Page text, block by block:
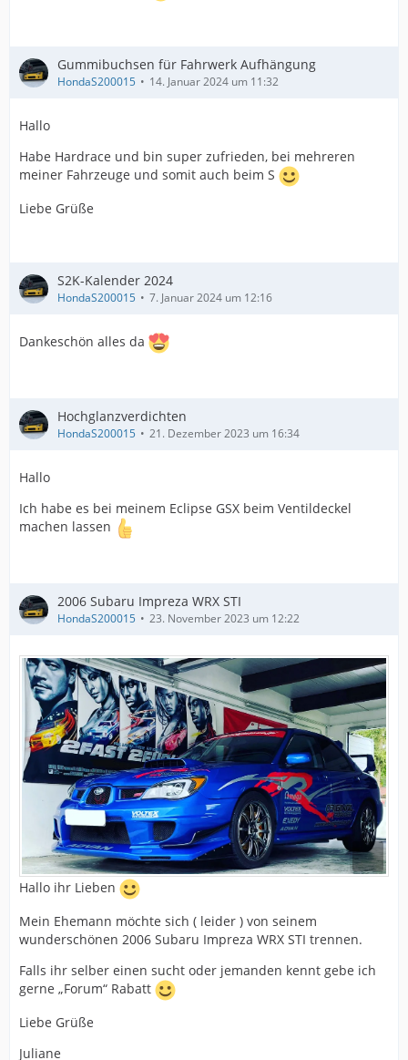
Gummibuchsen für Fahrwerk Aufhängung
HondaS200015 14. Januar 2024 um 11:32
Hallo
Habe Hardrace und bin super zufrieden, bei mehreren
meiner Fahrzeuge und somit auch beim S
Liebe Grüße
S2K-Kalender 2024
HondaS200015 7. Januar 2024 um 12:16
Dankeschön alles da
Hochglanzverdichten
HondaS200015 21. Dezember 2023 um 16:34
Hallo
Ich habe es bei meinem Eclipse GSX beim Ventildeckel
machen lassen
2006 Subaru Impreza WRX STI
HondaS200015 23. November 2023 um 12:22
Hallo ihr Lieben
Mein Ehemann möchte sich ( leider ) von seinem
wunderschönen 2006 Subaru Impreza WRX STI trennen.
Falls ihr selber einen sucht oder jemanden kennt gebe ich
gerne „Forum“ Rabatt
Liebe Grüße
Juliane